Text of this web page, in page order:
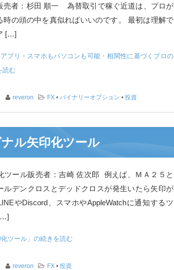
売者：杉田 順一 為替取引で稼ぐ近道は、プロが
時の頭の中を真似ればいいのです。 最初は理解で
[…]
アプリ・スマホもパソコンも可能・相関性に基づくプロの
読む
reveron FX • バイナリーオプション • 投資
ル矢印化ツール
ツール販売者：吉崎 佐次郎 例えば、ＭＡ２５と
ルデンクロスとデッドクロスが発生いたら矢印が
やDiscord、スマホやAppleWatchに通知するツ
化ツール」の続きを読む
reveron FX • 投資